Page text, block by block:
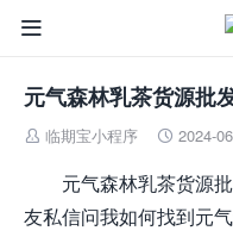

元气森林乳茶货源批
 临期宝小程序  2024-
元气森林乳茶货源
友私信问我如何找到元